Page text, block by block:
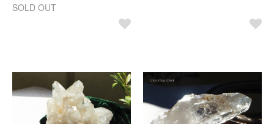
SOLD OUT